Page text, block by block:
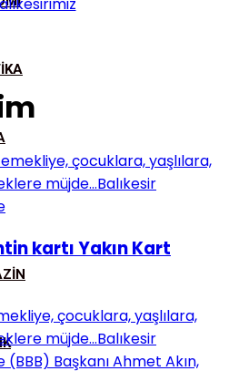
kartı Yakın Kart
çocuklara, yaşlılara,
müjde…Balıkesir
Başkanı Ahmet Akın,